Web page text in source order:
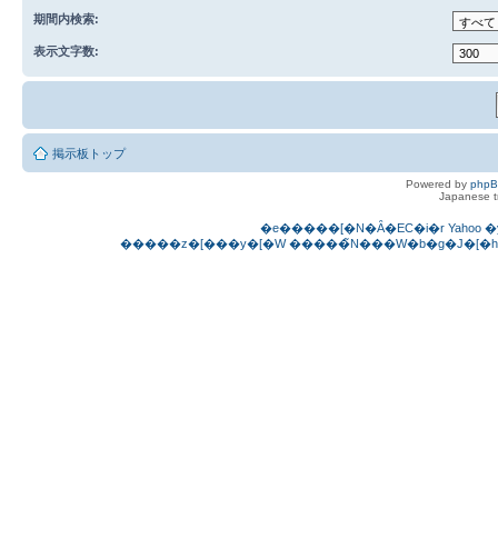
期間内検索:
表示文字数:
掲示板トップ
Powered by
Japanese
�e�����[�N�Ȃ�EC�i�r Yahoo
�����z�[���y�[�W �����̃N���W�b�g�J�[�h